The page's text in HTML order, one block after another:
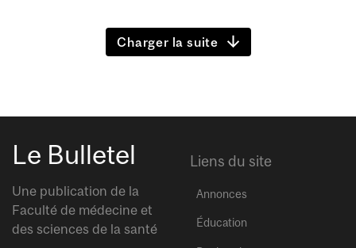
Charger la suite
Le Bulletel
Une publication de la
Faculté de médecine et
des sciences de la santé
Liens du site
Annonces
Éducation